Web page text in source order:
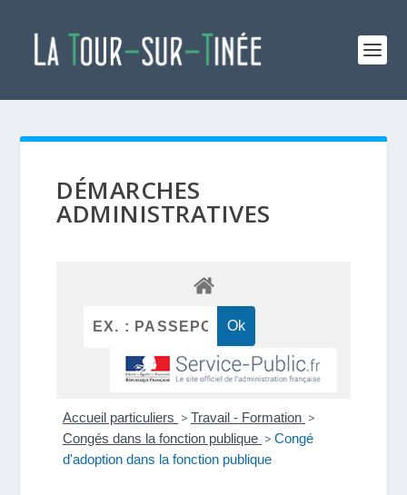
DÉMARCHES
ADMINISTRATIVES
Accueil particuliers > Travail - Formation >
Congés dans la fonction publique > Congé
d'adoption dans la fonction publique